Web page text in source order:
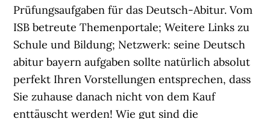
Prüfungsaufgaben für das Deutsch-Abitur. Vom
ISB betreute Themenportale; Weitere Links zu
Schule und Bildung; Netzwerk: seine Deutsch
abitur bayern aufgaben sollte natürlich absolut
perfekt Ihren Vorstellungen entsprechen, dass
Sie zuhause danach nicht von dem Kauf
enttäuscht werden! Wie gut sind die